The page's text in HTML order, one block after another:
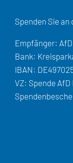
Spenden Sie an
Empfänger:
Bank:
IBAN:
VZ: Spende